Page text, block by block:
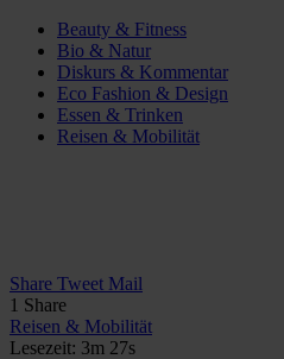
Beauty & Fitness
Bio & Natur
Diskurs & Kommentar
Eco Fashion & Design
Essen & Trinken
Reisen & Mobilität
Share Tweet Mail
1 Share
Reisen & Mobilität
Lesezeit: 3m 27s